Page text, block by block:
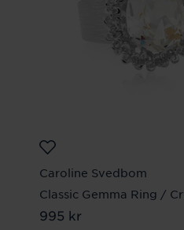
Caroline Svedbom
Classic Gemma Ring /
Pris :995 kr
995 kr